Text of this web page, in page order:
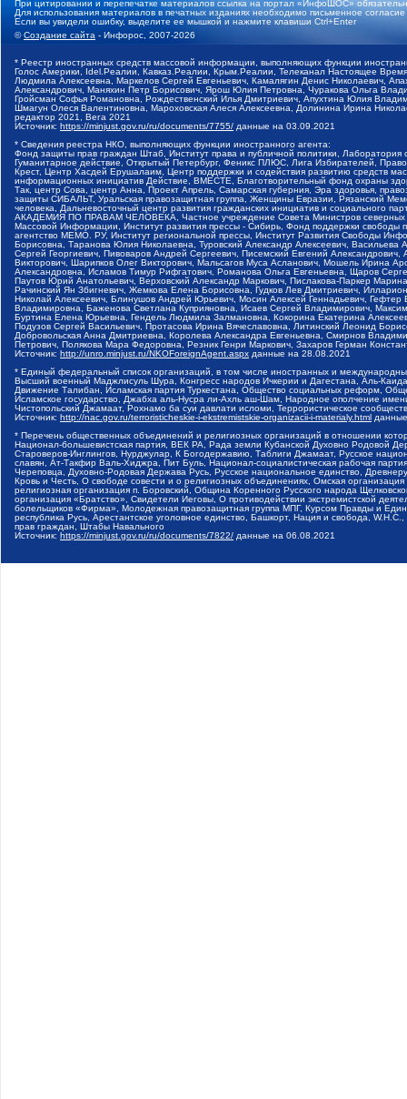
При цитировании и перепечатке материалов ссылка на портал «ИнфоШОС»
Для использования материалов в печатных изданиях необходимо письменное
Если вы увидели ошибку, выделите ее мышкой и нажмите клавиши Ctrl+Enter
©Создание сайта - Инфорос, 2007-2026
* Реестр иностранных средств массовой информации, выполняющих функции
Голос Америки, Idel.Реалии, Кавказ.Реалии, Крым.Реалии, Телеканал Настоящее
Людмила Алексеевна, Маркелов Сергей Евгеньевич, Камалягин Денис Николаевич,
Александрович, Маняхин Петр Борисович, Ярош Юлия Петровна, Чуракова Ольга
Гройсман Софья Романовна, Рождественский Илья Дмитриевич, Апухтина Юлия
Шмагун Олеся Валентиновна, Мароховская Алеся Алексеевна, Долинина Ирина
редактор 2021, Вега 2021
Источник: https://minjust.gov.ru/ru/documents/7755/ данные на 03.09.2021
* Сведения реестра НКО, выполняющих функции иностранного агента:
Фонд защиты прав граждан Штаб, Институт права и публичной политики,
Гуманитарное действие, Открытый Петербург, Феникс ПЛЮС, Лига Избирателей,
Крест, Центр Хасдей Ерушалаим, Центр поддержки и содействия развитию средств
информационных инициатив Действие, ВМЕСТЕ, Благотворительный фонд охраны
Так, центр Сова, центр Анна, Проект Апрель, Самарская губерния, Эра здоровья,
защиты СИБАЛЬТ, Уральская правозащитная группа, Женщины Евразии, Рязанский
человека, Дальневосточный центр развития гражданских инициатив и социального
АКАДЕМИЯ ПО ПРАВАМ ЧЕЛОВЕКА, Частное учреждение Совета Министров северных
Массовой Информации, Институт развития прессы - Сибирь, Фонд поддержки
агентство МЕМО. РУ, Институт региональной прессы, Институт Развития Свободы
Борисовна, Таранова Юлия Николаевна, Туровский Александр Алексеевич,
Сергей Георгиевич, Пивоваров Андрей Сергеевич, Писемский Евгений
Викторович, Шарипков Олег Викторович, Мальсагов Муса Асланович, Мошель Ирина
Александровна, Исламов Тимур Рифгатович, Романова Ольга Евгеньевна, Щаров
Паутов Юрий Анатольевич, Верховский Александр Маркович, Пислакова-Паркер
Рачинский Ян Збигневич, Жемкова Елена Борисовна, Гудков Лев Дмитриевич,
Николай Алексеевич, Блинушов Андрей Юрьевич, Мосин Алексей Геннадьевич,
Владимировна, Баженова Светлана Куприяновна, Исаев Сергей Владимирович,
Буртина Елена Юрьевна, Гендель Людмила Залмановна, Кокорина Екатерина
Подузов Сергей Васильевич, Протасова Ирина Вячеславовна, Литинский Леонид
Добровольская Анна Дмитриевна, Королева Александра Евгеньевна, Смирнов
Петрович, Полякова Мара Федоровна, Резник Генри Маркович, Захаров Герман
Источник: http://unro.minjust.ru/NKOForeignAgent.aspx данные на 28.08.2021
* Единый федеральный список организаций, в том числе иностранных и
Высший военный Маджлисуль Шура, Конгресс народов Ичкерии и Дагестана, Аль-
Движение Талибан, Исламская партия Туркестана, Общество социальных реформ,
Исламское государство, Джабха аль-Нусра ли-Ахль аш-Шам, Народное ополчение
Чистопольский Джамаат, Рохнамо ба суи давлати исломи, Террористическое
Источник: http://nac.gov.ru/terroristicheskie-i-ekstremistskie-organizacii-i-materialy.html
* Перечень общественных объединений и религиозных организаций в отношении
Национал-большевистская партия, ВЕК РА, Рада земли Кубанской Духовно Родовой
Староверов-Инглингов, Нурджулар, К Богодержавию, Таблиги Джамаат, Русское
славян, Ат-Такфир Валь-Хиджра, Пит Буль, Национал-социалистическая рабочая
Череповца, Духовно-Родовая Держава Русь, Русское национальное единство,
Кровь и Честь, О свободе совести и о религиозных объединениях, Омская
религиозная организация п. Боровский, Община Коренного Русского народа
организация «Братство», Свидетели Иеговы, О противодействии экстремистской
болельщиков «Фирма», Молодежная правозащитная группа МПГ, Курсом Правды и
республика Русь, Арестантское уголовное единство, Башкорт, Нация и свобода,
прав граждан, Штабы Навального
Источник: https://minjust.gov.ru/ru/documents/7822/ данные на 06.08.2021